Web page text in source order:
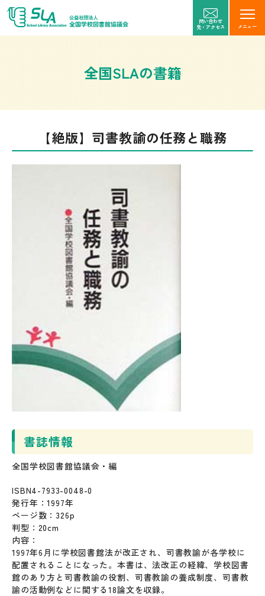
メニュー
問い合わせ
先・アクセス
全国SLAの書籍
【絶版】司書教諭の任務と職務
書誌情報
全国学校図書館協議会・編
ISBN4-7933-0048-0
発行年：1997年
ページ数：326p
判型：20cm
内容：
1997年6月に学校図書館法が改正され、司書教諭が各学校に
配置されることになった。本書は、法改正の経緯、学校図書
館のあり方と司書教諭の役割、司書教諭の養成制度、司書教
諭の活動例などに関する18論文を収録。